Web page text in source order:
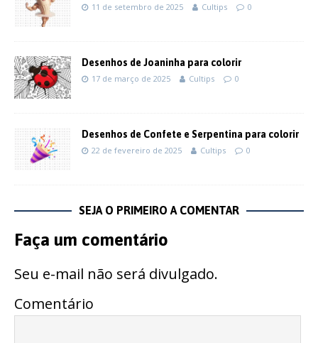
11 de setembro de 2025 Cultips 0
Desenhos de Joaninha para colorir
17 de março de 2025 Cultips 0
Desenhos de Confete e Serpentina para colorir
22 de fevereiro de 2025 Cultips 0
SEJA O PRIMEIRO A COMENTAR
Faça um comentário
Seu e-mail não será divulgado.
Comentário